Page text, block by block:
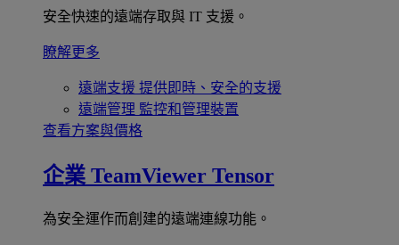
安全快速的遠端存取與 IT 支援。
瞭解更多
遠端支援 提供即時、安全的支援
遠端管理 監控和管理裝置
查看方案與價格
企業 TeamViewer Tensor
為安全運作而創建的遠端連線功能。